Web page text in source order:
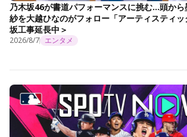
乃木坂46が書道パフォーマンスに挑む…頭か
紗を大越ひなのがフォロー「アーティスティ
坂工事延長中＞
2026/8/7 エンタメ